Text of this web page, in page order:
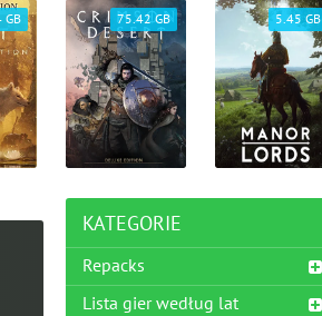
75.42 GB 5.45 GB
KATEGORIE
Repacks
Lista gier według lat